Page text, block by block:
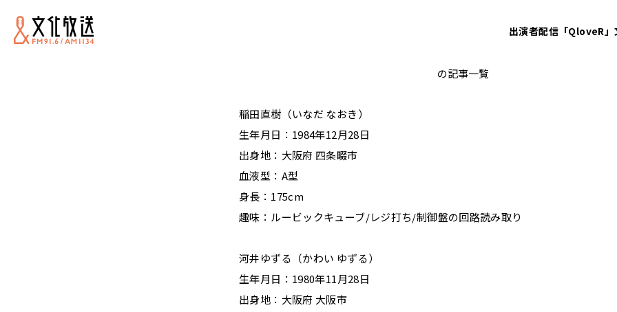
出演者配信「QloveR」
アインシュタイン
の記事一覧
稲田直樹（いなだ なおき）
生年月日：1984年12月28日
出身地：大阪府 四条畷市
血液型：A型
身長：175cm
趣味：ルービックキューブ/レジ打ち/制御盤の回路読み取り
河井ゆずる（かわい ゆずる）
生年月日：1980年11月28日
出身地：大阪府 大阪市